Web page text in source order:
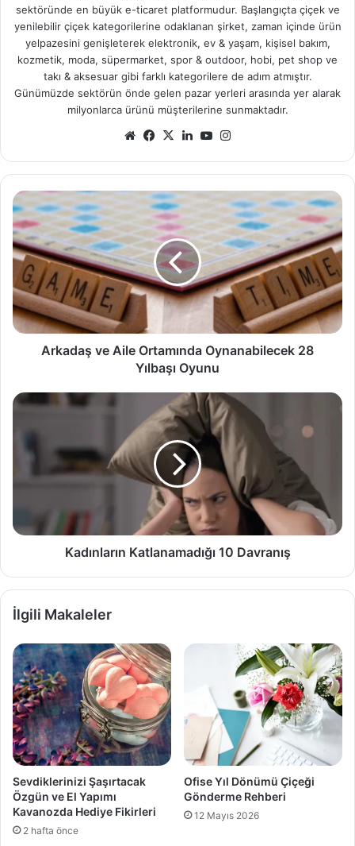
sektöründe en büyük e-ticaret platformudur. Başlangıçta çiçek ve
yenilebilir çiçek kategorilerine odaklanan şirket, zaman içinde ürün
yelpazesini genişleterek elektronik, ev & yaşam, kişisel bakım,
kozmetik, moda, süpermarket, spor & outdoor, hobi, pet shop ve
takı & aksesuar gibi farklı kategorilere de adım atmıştır.
Günümüzde sektörün önde gelen pazar yerleri arasında yer alarak
milyonlarca ürünü müşterilerine sunmaktadır.
Web Facebook
X LinkedInYouTube
Arkadaş
ve
Aile
Ortamında
Oynanabilecek
28
Yılbaşı
Oyunu
Arkadaş ve Aile Ortamında Oynanabilecek 28
Yılbaşı Oyunu
Kadınların
Davranış
Kadınların Katlanamadığı 10 Davranış
İlgili Makaleler
Sevdiklerinizi Şaşırtacak
Özgün ve El Yapımı
Kavanozda Hediye Fikirleri
2 hafta önce
Ofise Yıl Dönümü Çiçeği
Gönderme Rehberi
12 Mayıs 2026